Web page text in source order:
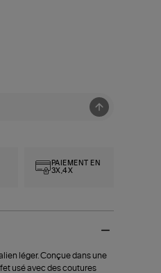
PAIEMENT EN
3X,4X
léger. Conçue dans une
usé avec des coutures